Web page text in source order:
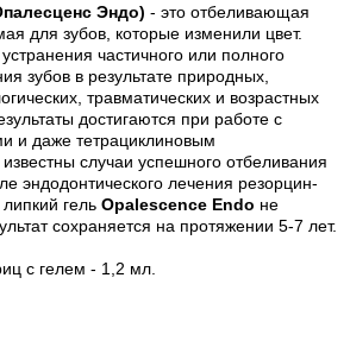
Эндо) - это отбеливающая
для зубов, которые изменили цвет.
частичного или полного
зубов в результате природных,
травматических и возрастных
достигаются при работе с
и даже тетрациклиновым
случаи успешного отбеливания
эндодонтического лечения резорцин-
гель Opalescence Endo не
сохраняется на протяжении 5-7 лет.
с гелем - 1,2 мл.